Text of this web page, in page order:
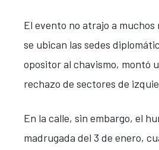
El evento no atrajo a
se ubican las sedes
opositor al chavismo, montó
rechazo de sectores de
En la calle, sin embargo, el
madrugada del 3 de enero,